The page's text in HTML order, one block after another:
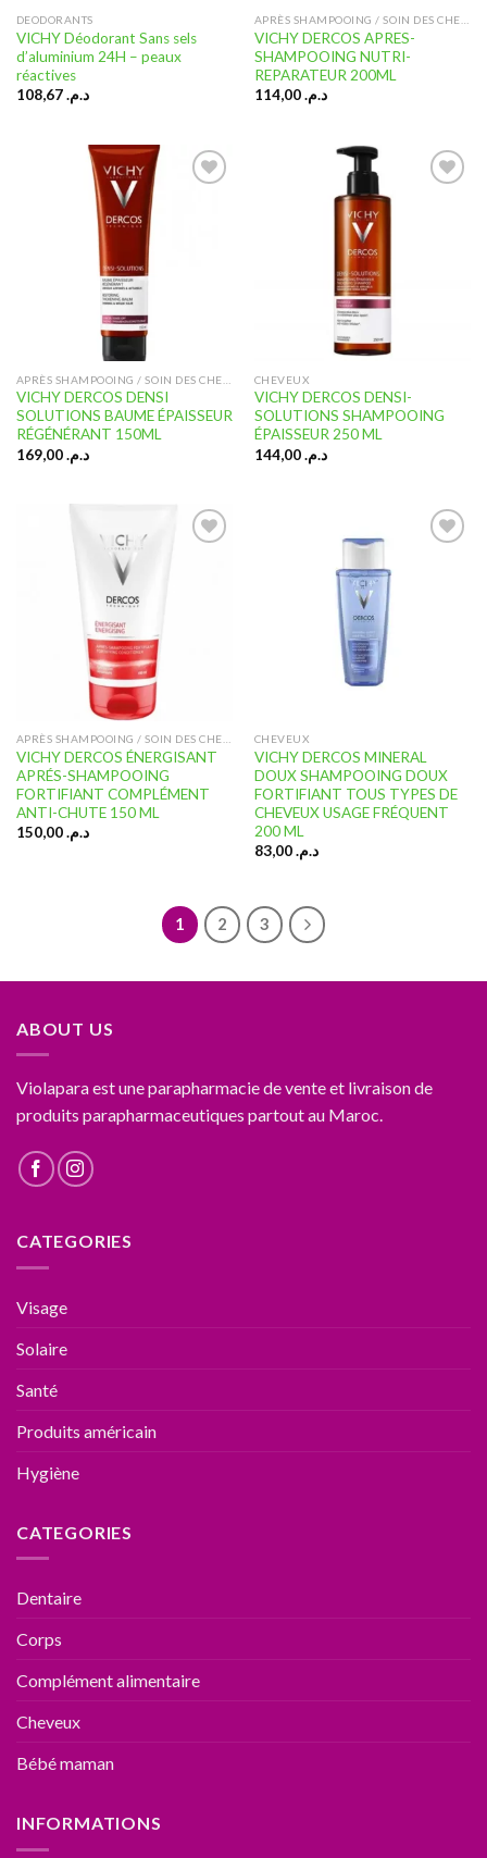
DEODORANTS
VICHY Déodorant Sans sels
d’aluminium 24H – peaux
réactives
د.م.108,67
VICHY DERCOS APRES-
SHAMPOOING NUTRI-
REPARATEUR 200ML
د.م.114,00
VICHY DERCOS DENSI
SOLUTIONS BAUME ÉPAISSEUR
RÉGÉNÉRANT 150ML
د.م.169,00
CHEVEUX
VICHY DERCOS DENSI-
SOLUTIONS SHAMPOOING
ÉPAISSEUR 250 ML
د.م.144,00
VICHY DERCOS ÉNERGISANT
APRÉS-SHAMPOOING
FORTIFIANT COMPLÉMENT
ANTI-CHUTE 150 ML
د.م.150,00
CHEVEUX
VICHY DERCOS MINERAL
DOUX SHAMPOOING DOUX
FORTIFIANT TOUS TYPES DE
CHEVEUX USAGE FRÉQUENT
200 ML
د.م.83,00
1 2 3
ABOUT US
Violapara est une parapharmacie de vente et livraison de
produits parapharmaceutiques partout au Maroc.
CATEGORIES
Visage
Solaire
Santé
Produits américain
Hygiène
CATEGORIES
Dentaire
Corps
Complément alimentaire
Cheveux
Bébé maman
INFORMATIONS